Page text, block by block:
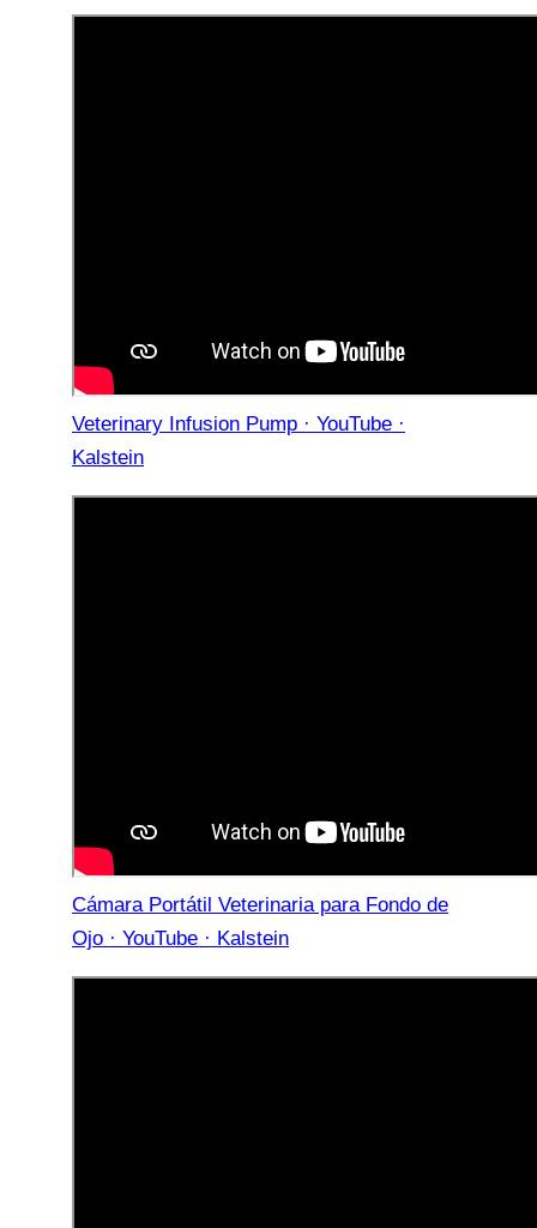
Veterinary Infusion Pump · YouTube ·
Kalstein
Cámara Portátil Veterinaria para Fondo de
Ojo · YouTube · Kalstein